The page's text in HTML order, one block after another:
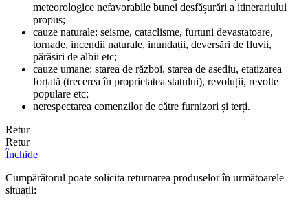
meteorologice nefavorabile bunei desfășurări a itinerariului
propus;
cauze naturale: seisme, cataclisme, furtuni devastatoare,
tornade, incendii naturale, inundații, deversări de fluvii,
părăsiri de albii etc;
cauze umane: starea de război, starea de asediu, etatizarea
forțată (trecerea în proprietatea statului), revoluții, revolte
populare etc;
nerespectarea comenzilor de către furnizori și terți.
Retur
Retur
Închide
Cumpărătorul poate solicita returnarea produselor în următoarele
situații: